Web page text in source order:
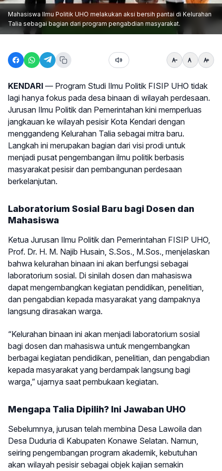
Mahasiswa Ilmu Politik UHO melakukan aksi bersih pantai di Kelurahan
Talia sebagai bagian dari program pengabdian masyarakat.
KENDARI — Program Studi Ilmu Politik FISIP UHO tidak
lagi hanya fokus pada desa binaan di wilayah perdesaan.
Jurusan Ilmu Politik dan Pemerintahan kini memperluas
jangkauan ke wilayah pesisir Kota Kendari dengan
menggandeng Kelurahan Talia sebagai mitra baru.
Langkah ini merupakan bagian dari visi prodi untuk
menjadi pusat pengembangan ilmu politik berbasis
masyarakat pesisir dan pembangunan perdesaan
berkelanjutan.
Laboratorium Sosial Baru bagi Dosen dan
Mahasiswa
Ketua Jurusan Ilmu Politik dan Pemerintahan FISIP UHO,
Prof. Dr. H. M. Najib Husain, S.Sos., M.Sos., menjelaskan
bahwa kelurahan binaan ini akan berfungsi sebagai
laboratorium sosial. Di sinilah dosen dan mahasiswa
dapat mengembangkan kegiatan pendidikan, penelitian,
dan pengabdian kepada masyarakat yang dampaknya
langsung dirasakan warga.
“Kelurahan binaan ini akan menjadi laboratorium sosial
bagi dosen dan mahasiswa untuk mengembangkan
berbagai kegiatan pendidikan, penelitian, dan pengabdian
kepada masyarakat yang berdampak langsung bagi
warga,” ujarnya saat pembukaan kegiatan.
Mengapa Talia Dipilih? Ini Jawaban UHO
Sebelumnya, jurusan telah membina Desa Lawoila dan
Desa Duduria di Kabupaten Konawe Selatan. Namun,
seiring pengembangan program akademik, kebutuhan
akan wilayah pesisir sebagai objek kajian semakin